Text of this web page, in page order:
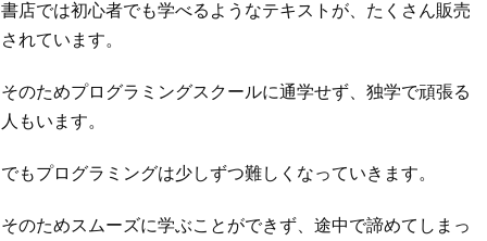
書店では初心者でも学べるようなテキストが、たくさん販売
されています。
そのためプログラミングスクールに通学せず、独学で頑張る
人もいます。
でもプログラミングは少しずつ難しくなっていきます。
そのためスムーズに学ぶことができず、途中で諦めてしまっ